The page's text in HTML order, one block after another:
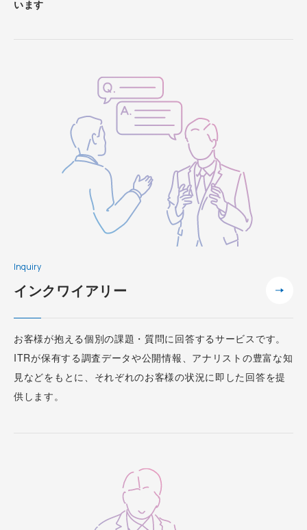
います
Inquiry
インクワイアリー
お客様が抱える個別の課題・質問に回答するサービスです。
ITRが保有する調査データや公開情報、アナリストの豊富な知
見などをもとに、それぞれのお客様の状況に即した回答を提
供します。